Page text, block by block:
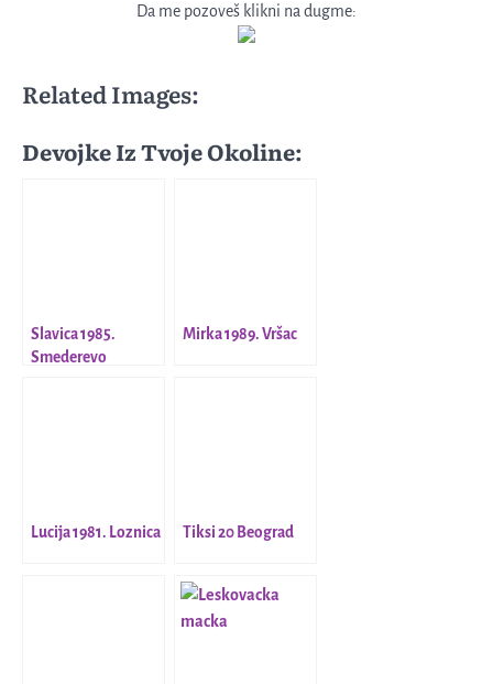
Da me pozoveš klikni na dugme:
Related Images:
Devojke Iz Tvoje Okoline:
Slavica 1985.
Smederevo
Mirka 1989. Vršac
Lucija 1981. Loznica Tiksi 20 Beograd